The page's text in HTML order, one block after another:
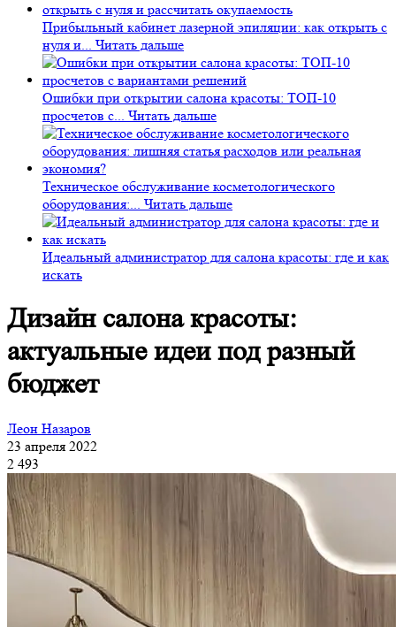
Прибыльный кабинет лазерной эпиляции: как открыть с
нуля и... Читать дальше
Ошибки при открытии салона красоты: ТОП-10
просчетов с... Читать дальше
Техническое обслуживание косметологического
оборудования:... Читать дальше
Идеальный администратор для салона красоты: где и как
искать
Дизайн салона красоты:
актуальные идеи под разный
бюджет
Леон Назаров
23 апреля 2022
2 493